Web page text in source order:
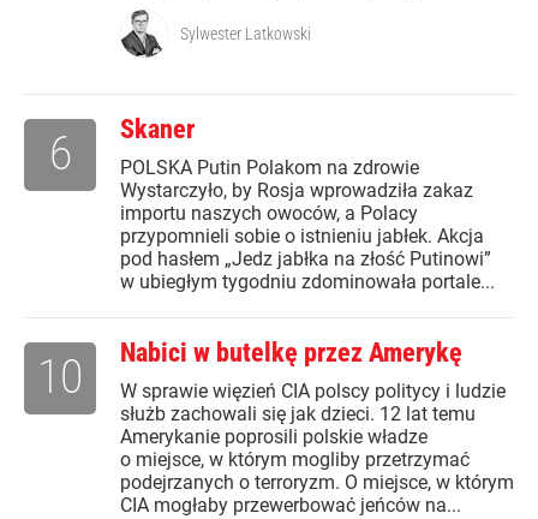
Sylwester Latkowski
Skaner
POLSKA Putin Polakom na zdrowie
Wystarczyło, by Rosja wprowadziła zakaz
importu naszych owoców, a Polacy
przypomnieli sobie o istnieniu jabłek. Akcja
pod hasłem „Jedz jabłka na złość Putinowi”
w ubiegłym tygodniu zdominowała portale...
6
Nabici w butelkę przez Amerykę
W sprawie więzień CIA polscy politycy i ludzie
służb zachowali się jak dzieci. 12 lat temu
Amerykanie poprosili polskie władze
o miejsce, w którym mogliby przetrzymać
podejrzanych o terroryzm. O miejsce, w którym
CIA mogłaby przewerbować jeńców na...
10